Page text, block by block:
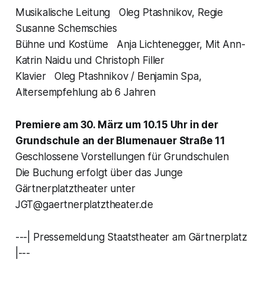
Musikalische Leitung Oleg Ptashnikov, Regie
Susanne Schemschies
Bühne und Kostüme Anja Lichtenegger, Mit Ann-
Katrin Naidu und Christoph Filler
Klavier Oleg Ptashnikov / Benjamin Spa,
Altersempfehlung ab 6 Jahren
Premiere am 30. März um 10.15 Uhr in der
Grundschule an der Blumenauer Straße 11
Geschlossene Vorstellungen für Grundschulen
Die Buchung erfolgt über das Junge
Gärtnerplatztheater unter
JGT@gaertnerplatztheater.de
---| Pressemeldung Staatstheater am Gärtnerplatz
|---